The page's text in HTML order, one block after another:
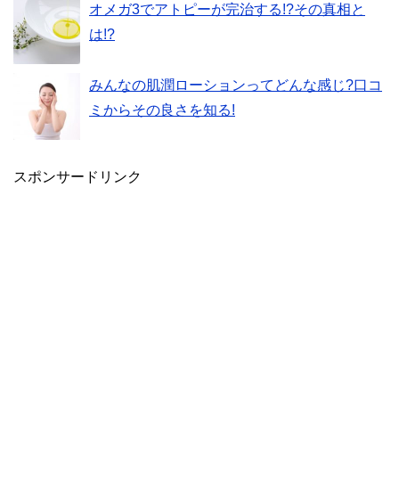
オメガ3でアトピーが完治する!?その真相と
は!?
みんなの肌潤ローションってどんな感じ?口コ
ミからその良さを知る!
スポンサードリンク